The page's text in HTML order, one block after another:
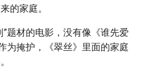
的家庭。
题材的电影，没有像《谁先爱
为掩护，《翠丝》里面的家庭